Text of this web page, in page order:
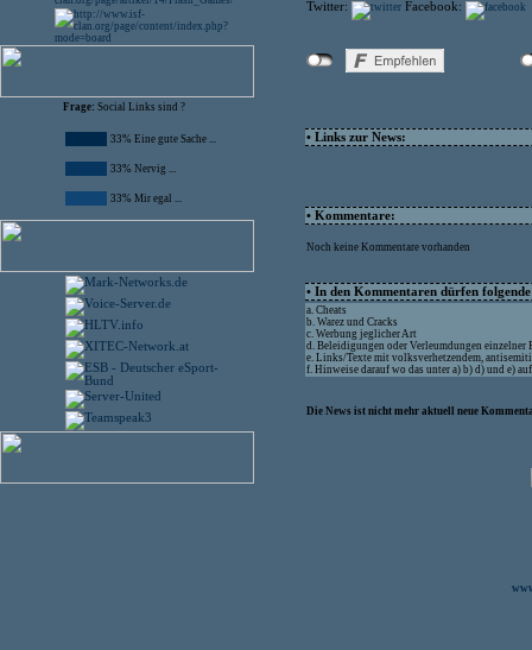
Frage: Social Links sind ?
33% Eine gute Sache ...
33% Nervig ...
33% Mir egal ...
Twitter:
Facebook:
• Links zur News:
• Kommentare:
Noch keine Kommentare vorhanden
• In den Kommentaren dürfen
a. Cheats
b. Warez und Cracks
c. Werbung jeglicher Art
d. Beleidigungen oder Verleumdungen einzelner
e. Links/Texte mit volksverhetzendem,
f. Hinweise darauf wo das unter a) b) d) und e)
Die News ist nicht mehr aktuell neue